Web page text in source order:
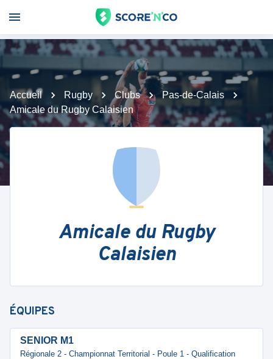
Accueil Rugby Clubs
Pas-de-Calais
Amicale du Rugby Calaisien
Amicale du Rugby
Calaisien
ÉQUIPES
SENIOR M1
Régionale 2 - Championnat Territorial - Poule 1 - Qualification